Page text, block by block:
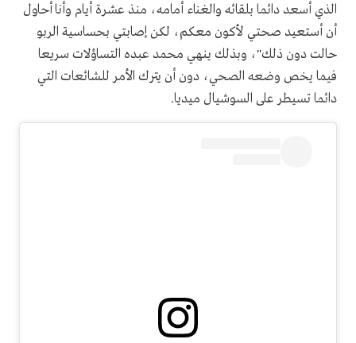
الذي أسعد دائما بلقائه والغناء أمامه، منذ عشرة أيام وأنا أحاول
أن أستعيد صحتي لأكون معكم، لكن إصابتي بحساسية الربو
حالت دون ذلك"، وبذلك ينهي محمد عبده التساؤلات سريعا
فيما يخص وضعه الصحي، دون أن يترك الأمر للشائعات التي
دائما تسيطر على السوشيال ميديا.